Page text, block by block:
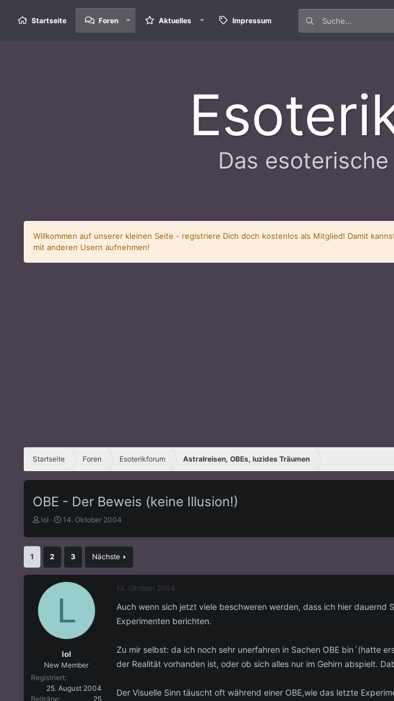
Startseite Foren Aktuelles Impressum
Das
Willkommen auf unserer kleinen Seite - registriere Dich doch kostenlos als Mitglied! Damit
mit anderen Usern aufnehmen!
Startseite Foren Esoterikforum Astralreisen, OBEs, luzides Träumen
OBE - Der Beweis (keine Illusion!)
E
s
e
lol
E
s
l
14. Oktober 2004
1 2 3 Nächste
L
lol
New Member
Registriert
25. August 2004
Beiträge
25
14. Oktober 2004
Auch wenn sich jetzt viele beschweren werden, dass ich hier
Experimenten berichten.
Zu mir selbst: da ich noch sehr unerfahren in Sachen OBE bin´(hatte
der Realität vorhanden ist, oder ob sich alles nur im Gehirn abspielt.
Der Visuelle Sinn täuscht oft während einer OBE,wie das letzte